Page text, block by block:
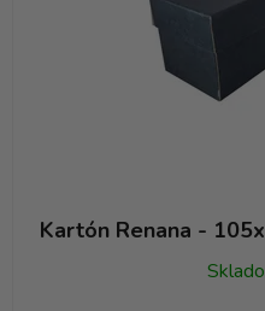
Kartón Renana -